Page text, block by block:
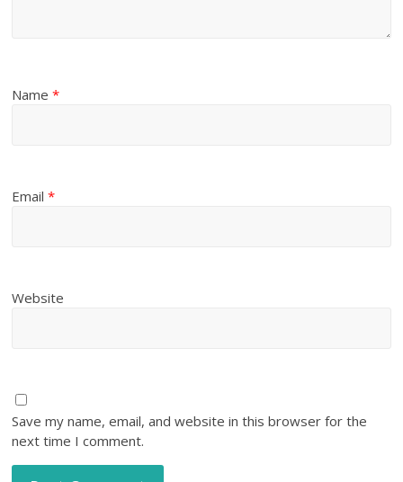
Name*
Email*
Website
Save my name, email, and website in this browser for the
next time I comment.